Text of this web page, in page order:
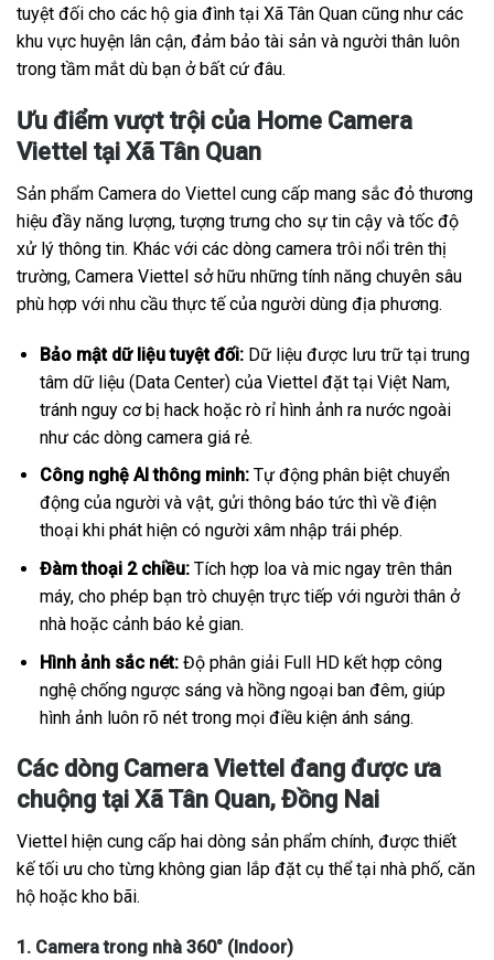
tuyệt đối cho các hộ gia đình tại Xã Tân Quan cũng như các
khu vực huyện lân cận, đảm bảo tài sản và người thân luôn
trong tầm mắt dù bạn ở bất cứ đâu.
Ưu điểm vượt trội của Home Camera
Viettel tại Xã Tân Quan
Sản phẩm Camera do Viettel cung cấp mang sắc đỏ thương
hiệu đầy năng lượng, tượng trưng cho sự tin cậy và tốc độ
xử lý thông tin. Khác với các dòng camera trôi nổi trên thị
trường, Camera Viettel sở hữu những tính năng chuyên sâu
phù hợp với nhu cầu thực tế của người dùng địa phương.
Bảo mật dữ liệu tuyệt đối:Dữ liệu được lưu trữ tại trung
tâm dữ liệu (Data Center) của Viettel đặt tại Việt Nam,
tránh nguy cơ bị hack hoặc rò rỉ hình ảnh ra nước ngoài
như các dòng camera giá rẻ.
Công nghệ AI thông minh:Tự động phân biệt chuyển
động của người và vật, gửi thông báo tức thì về điện
thoại khi phát hiện có người xâm nhập trái phép.
Đàm thoại 2 chiều:Tích hợp loa và mic ngay trên thân
máy, cho phép bạn trò chuyện trực tiếp với người thân ở
nhà hoặc cảnh báo kẻ gian.
Hình ảnh sắc nét:Độ phân giải Full HD kết hợp công
nghệ chống ngược sáng và hồng ngoại ban đêm, giúp
hình ảnh luôn rõ nét trong mọi điều kiện ánh sáng.
Các dòng Camera Viettel đang được ưa
chuộng tại Xã Tân Quan, Đồng Nai
Viettel hiện cung cấp hai dòng sản phẩm chính, được thiết
kế tối ưu cho từng không gian lắp đặt cụ thể tại nhà phố, căn
hộ hoặc kho bãi.
1. Camera trong nhà 360° (Indoor)